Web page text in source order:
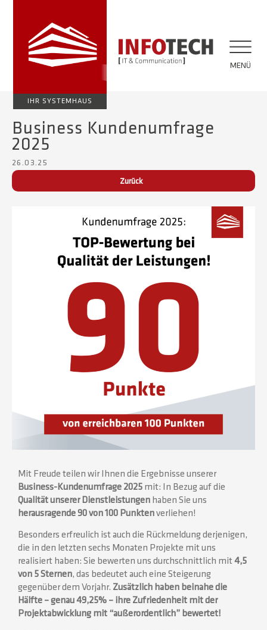
IHR SYSTEMHAUS
MENÜ
Business Kundenumfrage
2025
26.03.25
Zurück
Mit Freude teilen wir Ihnen die Ergebnisse unserer
Business-Kundenumfrage 2025 mit: In Bezug auf die
Qualität unserer Dienstleistungen haben Sie uns
herausragende 90 von 100 Punktenverliehen!
Besonders erfreulich ist auch die Rückmeldung derjenigen,
die in den letzten sechs Monaten Projekte mit uns
realisiert haben: Sie bewerten uns durchschnittlich mit4,5
von 5 Sternen, das bedeutet auch eine Steigerung
gegenüber dem Vorjahr. Zusätzlich haben beinahe die
Hälfte – genau 49,25% – ihre Zufriedenheit mit der
Projektabwicklung mit “außerordentlich” bewertet!